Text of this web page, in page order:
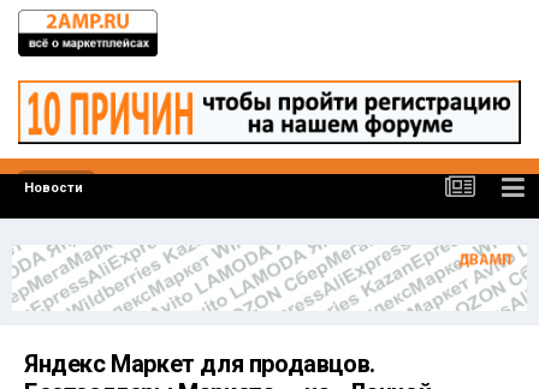
Новости
Яндекс Маркет для продавцов.